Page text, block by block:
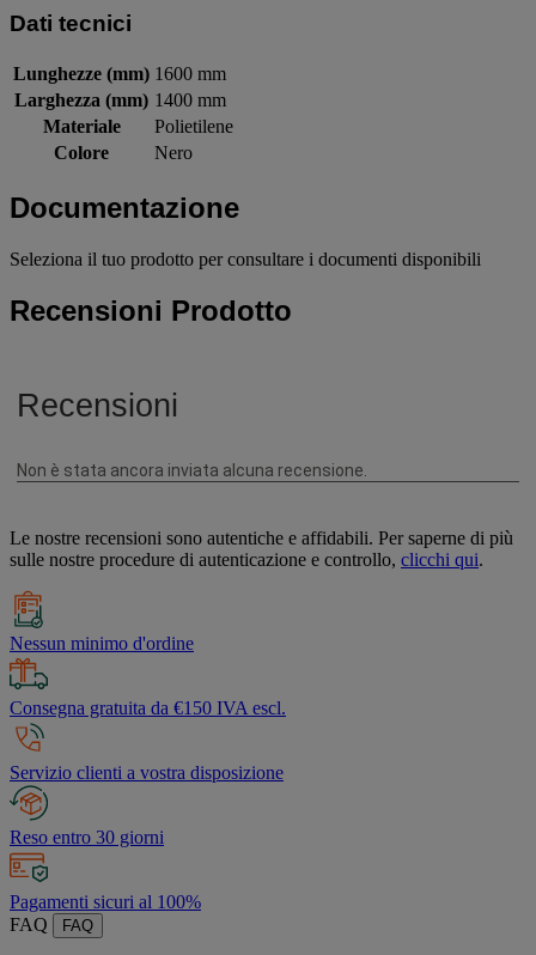
Dati tecnici
Lunghezze (mm) 1600 mm
Larghezza (mm) 1400 mm
Materiale
Polietilene
Colore
Nero
Documentazione
Seleziona il tuo prodotto per consultare i documenti disponibili
Recensioni Prodotto
Le nostre recensioni sono autentiche e affidabili. Per saperne di più
sulle nostre procedure di autenticazione e controllo, clicchi qui.
Nessun minimo d'ordine
Consegna gratuita da €150 IVA escl.
Servizio clienti a vostra disposizione
Reso entro 30 giorni
Pagamenti sicuri al 100%
FAQ
FAQ